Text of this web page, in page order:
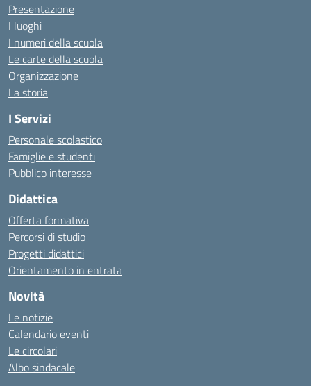
Presentazione
I luoghi
I numeri della scuola
Le carte della scuola
Organizzazione
La storia
I Servizi
Personale scolastico
Famiglie e studenti
Pubblico interesse
Didattica
Offerta formativa
Percorsi di studio
Progetti didattici
Orientamento in entrata
Novità
Le notizie
Calendario eventi
Le circolari
Albo sindacale